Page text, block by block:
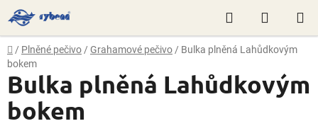
Přejít
na
obsah
Hledat
KOŠÍK
Domů
/ Plněné pečivo / Grahamové pečivo / Bulka plněná Lahůdkovým
bokem
Bulka plněná Lahůdkovým
bokem